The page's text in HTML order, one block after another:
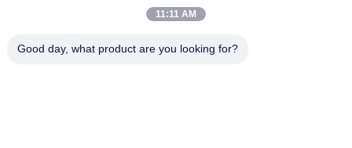
broodcrumbs
Gehele het
11:11 AM
Good day, what product are you looking for?